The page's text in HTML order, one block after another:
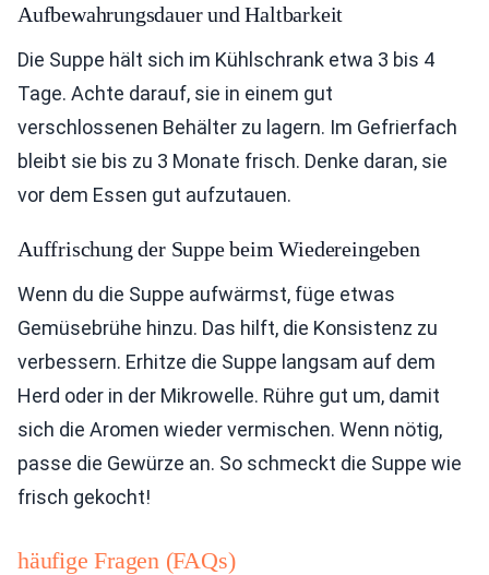
Aufbewahrungsdauer und Haltbarkeit
Die Suppe hält sich im Kühlschrank etwa 3 bis 4
Tage. Achte darauf, sie in einem gut
verschlossenen Behälter zu lagern. Im Gefrierfach
bleibt sie bis zu 3 Monate frisch. Denke daran, sie
vor dem Essen gut aufzutauen.
Auffrischung der Suppe beim Wiedereingeben
Wenn du die Suppe aufwärmst, füge etwas
Gemüsebrühe hinzu. Das hilft, die Konsistenz zu
verbessern. Erhitze die Suppe langsam auf dem
Herd oder in der Mikrowelle. Rühre gut um, damit
sich die Aromen wieder vermischen. Wenn nötig,
passe die Gewürze an. So schmeckt die Suppe wie
frisch gekocht!
häufige Fragen (FAQs)